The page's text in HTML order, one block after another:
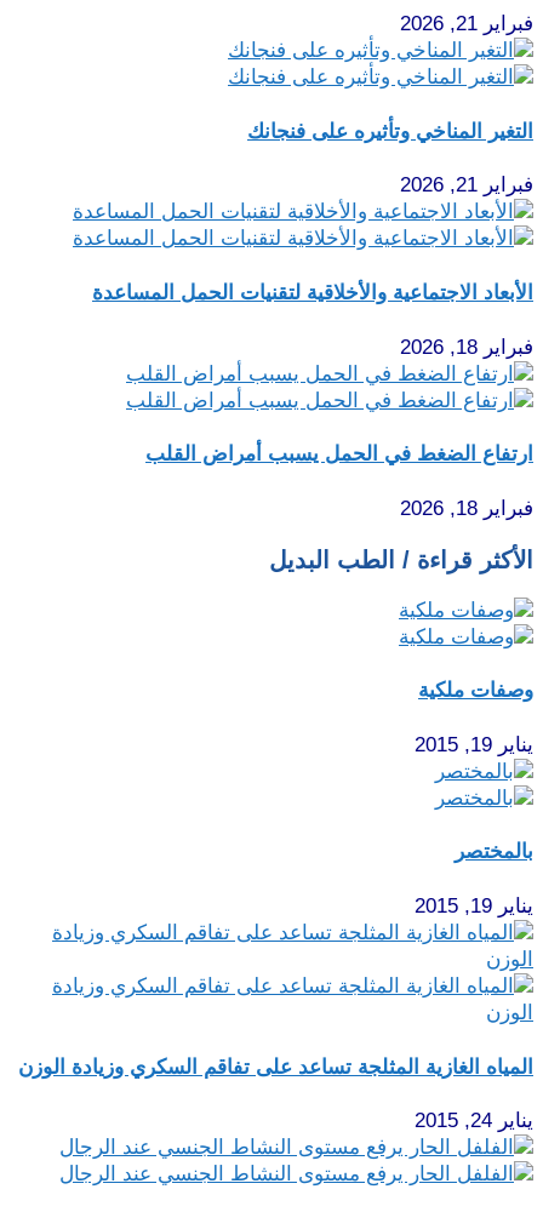
فبراير 21, 2026
التغير المناخي وتأثيره على فنجانك
فبراير 21, 2026
الأبعاد الاجتماعية والأخلاقية لتقنيات الحمل المساعدة
فبراير 18, 2026
ارتفاع الضغط في الحمل يسبب أمراض القلب
فبراير 18, 2026
الأكثر قراءة / الطب البديل
وصفات ملكية
يناير 19, 2015
بالمختصر
يناير 19, 2015
المياه الغازية المثلجة تساعد على تفاقم السكري وزيادة الوزن
يناير 24, 2015